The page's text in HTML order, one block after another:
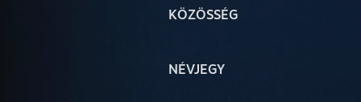
KÖZÖSSÉG
NÉVJEGY